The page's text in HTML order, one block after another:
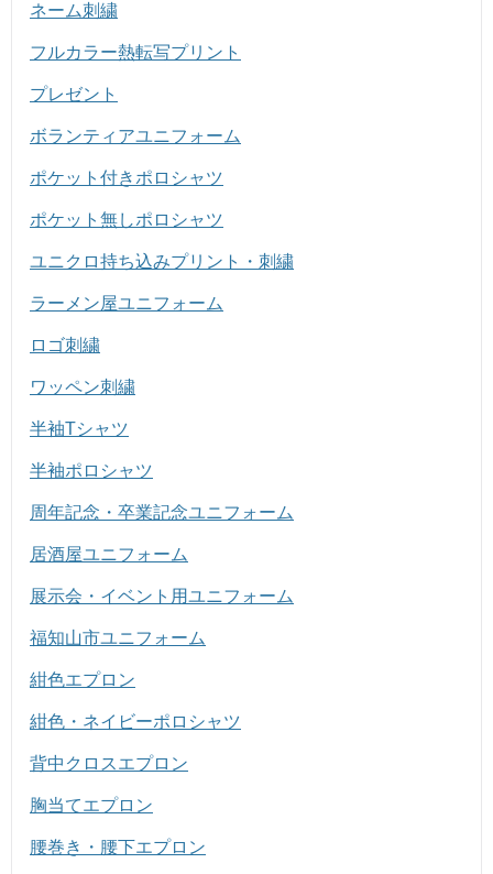
ネーム刺繍
フルカラー熱転写プリント
プレゼント
ボランティアユニフォーム
ポケット付きポロシャツ
ポケット無しポロシャツ
ユニクロ持ち込みプリント・刺繍
ラーメン屋ユニフォーム
ロゴ刺繍
ワッペン刺繍
半袖Tシャツ
半袖ポロシャツ
周年記念・卒業記念ユニフォーム
居酒屋ユニフォーム
展示会・イベント用ユニフォーム
福知山市ユニフォーム
紺色エプロン
紺色・ネイビーポロシャツ
背中クロスエプロン
胸当てエプロン
腰巻き・腰下エプロン